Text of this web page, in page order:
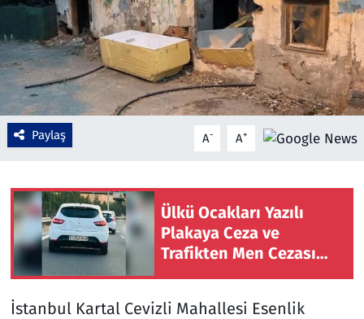
Paylaş A- A+
Ülkü Ocakları Yazılı
Plakaya Ceza ve
Trafikten Men Cezası
İstanbul Kartal Cevizli Mahallesi Esenlik
Turizm
Yerel